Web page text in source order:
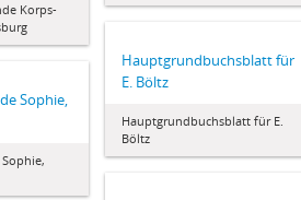
Korps-
Hauptgrundbuchsblatt für
E. Böltz
Hauptgrundbuchsblatt für E.
Böltz
Sophie,